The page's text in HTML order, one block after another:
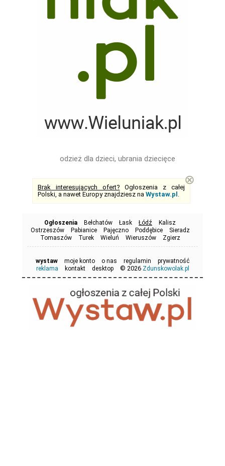
odzież dla dzieci, ubrania dziecięce
Brak interesujących ofert? Ogłoszenia z całej
Polski, a nawet Europy znajdziesz na Wystaw.pl .
⊗
Ogłoszenia Bełchatów Łask Łódź
Kalisz
Ostrzeszów
Pabianice Pajęczno Poddębice
Sieradz
Tomaszów
Turek Wieluń Wieruszów Zgierz
wystaw moje konto o nas regulamin
prywatność
reklama
kontakt desktop © 2026 Zdunskowolak.pl